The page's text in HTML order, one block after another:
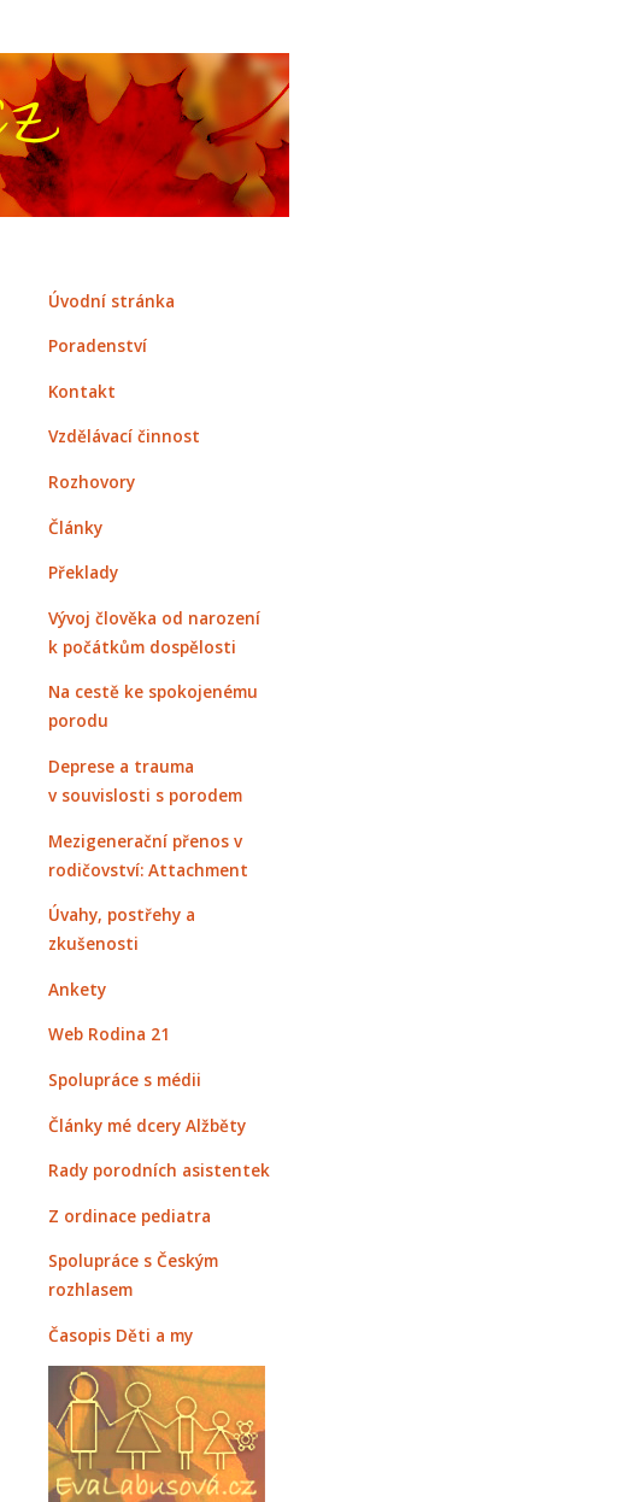
Úvodní stránka
Poradenství
Kontakt
Vzdělávací činnost
Rozhovory
Články
Překlady
Vývoj člověka od narození
k počátkům dospělosti
Na cestě ke spokojenému
porodu
Deprese a trauma
v souvislosti s porodem
Mezigenerační přenos v
rodičovství: Attachment
Úvahy, postřehy a
zkušenosti
Ankety
Web Rodina 21
Spolupráce s médii
Články mé dcery Alžběty
Rady porodních asistentek
Z ordinace pediatra
Spolupráce s Českým
rozhlasem
Časopis Děti a my